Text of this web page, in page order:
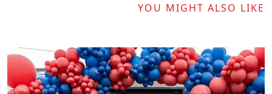
YOU MIGHT ALSO LIKE